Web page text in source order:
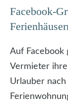
Facebook-
Auf Facebook
Vermieter
Urlauber